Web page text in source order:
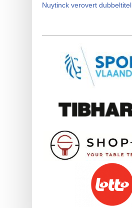
Nuytinck verovert dubbeltitel